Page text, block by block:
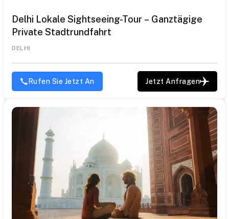
Delhi Lokale Sightseeing-Tour – Ganztägige
Private Stadtrundfahrt
DELHI
Rufen Sie Jetzt An Jetzt Anfragen